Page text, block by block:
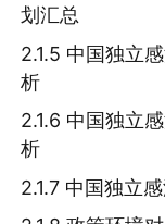
划汇总
2.1.5 中国独立
析
2.1.6 中国独立
析
2.1.7 中国独立